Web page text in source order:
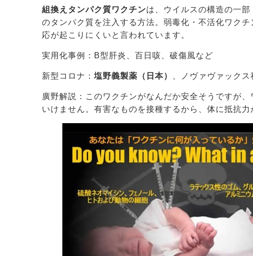
組換えタンパク質ワクチンは、ウイルスの構造の一
のタンパク質を注入する方法。弱毒化・不活化ワク
応が起こりにくいと言われています。
実用化事例：B型肝炎、百日咳、破傷風など
新型コロナ： 塩野義製薬（日本） 、ノヴァヴァック
廣野解説：このワクチンがなんだか安全そうですが
いけません。有害なものを接種するから、体に抵抗力